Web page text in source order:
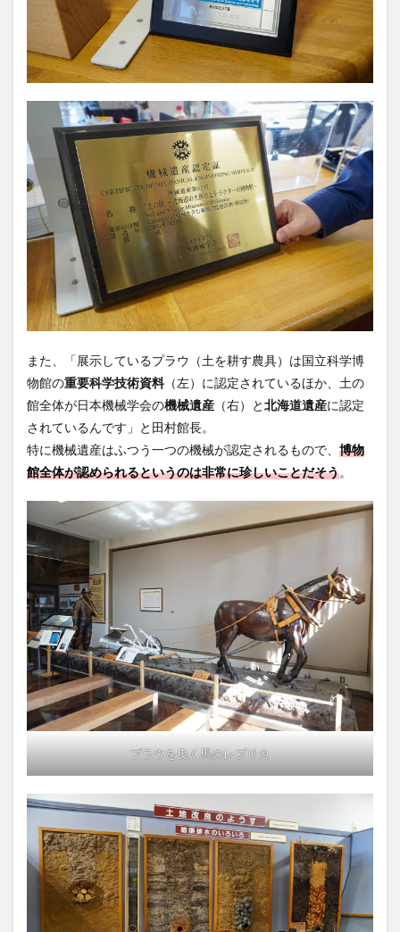
また、「展示しているプラウ（土を耕す農具）は国立科学博
物館の重要科学技術資料（左）に認定されているほか、土の
館全体が日本機械学会の機械遺産 （右）と北海道遺産に認定
されているんです」と田村館長。
特に機械遺産はふつう一つの機械が認定されるもので、 博物
館全体が認められるというのは非常に珍しいことだそう。
プラウを曳く馬のレプリカ